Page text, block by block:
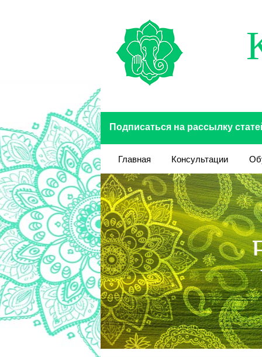
Подписаться на рассылку
Главная Консультации